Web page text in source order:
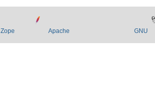
Zope Apache GNU